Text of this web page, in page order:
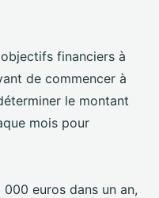
financiers à
de commencer à
le montant
mois pour
euros dans un an,